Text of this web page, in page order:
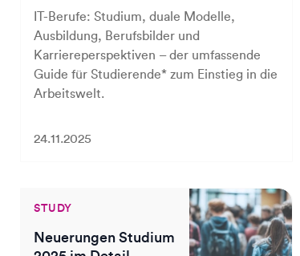
IT-Berufe: Studium, duale Modelle,
Ausbildung, Berufsbilder und
Karriereperspektiven – der umfassende
Guide für Studierende* zum Einstieg in die
Arbeitswelt.
24.11.2025
STUDY
Neuerungen Studium